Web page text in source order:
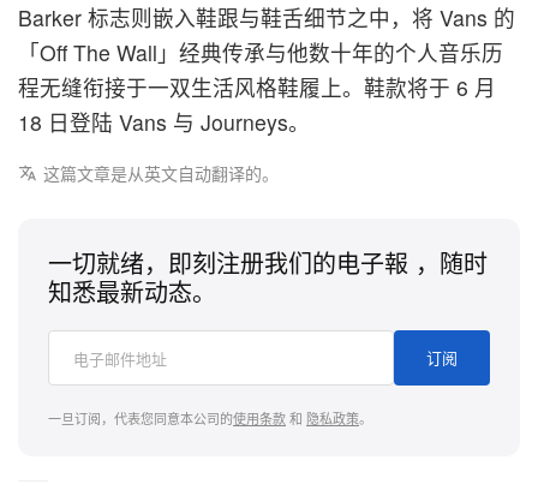
Barker 标志则嵌入鞋跟与鞋舌细节之中，将 Vans 的
「Off The Wall」经典传承与他数十年的个人音乐历
程无缝衔接于一双生活风格鞋履上。鞋款将于 6 月
18 日登陆 Vans 与 Journeys。
这篇文章是从英文自动翻译的。
一切就绪，即刻注册我们的电子報 ，随时
知悉最新动态。
订阅
一旦订阅，代表您同意本公司的使用条款和 隐私政策。